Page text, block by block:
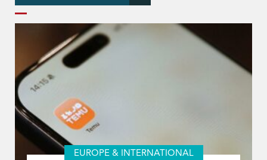
EUROPE & INTERNATIONAL